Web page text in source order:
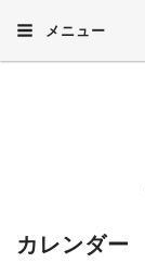
メニュー
カレンダー